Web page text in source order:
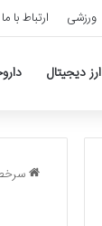
ورزشی ارتباط با ما
ارز دیجیتال